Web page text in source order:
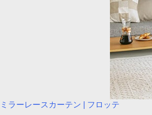
ミラーレースカーテン | フロッテ